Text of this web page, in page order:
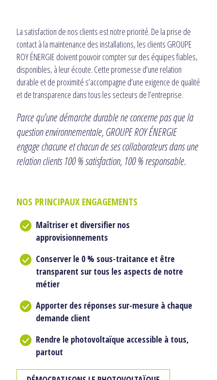
La satisfaction de nos clients est notre priorité. De la prise de
contact à la maintenance des installations, les clients GROUPE
ROY ÉNERGIE doivent pouvoir compter sur des équipes fiables,
disponibles, à leur écoute. Cette promesse d’une relation
durable et de proximité s’accompagne d’une exigence de qualité
et de transparence dans tous les secteurs de l’entreprise.
Parce qu’une démarche durable ne concerne pas que la
question environnementale, GROUPE ROY ÉNERGIE
engage chacune et chacun de ses collaborateurs dans une
relation clients 100 % satisfaction, 100 % responsable.
NOS PRINCIPAUX ENGAGEMENTS
Maîtriser et diversifier nos
approvisionnements
Conserver le 0 % sous-traitance et être
transparent sur tous les aspects de notre
métier
Apporter des réponses sur-mesure à chaque
demande client
Rendre le photovoltaïque accessible à tous,
partout